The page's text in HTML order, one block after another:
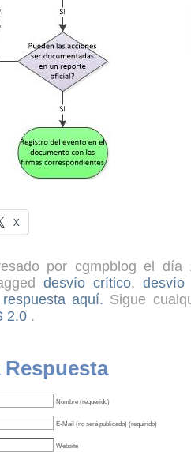
X
por cgmpblog el
desvío crítico, desvío
aquí. Sigue
2.0.
Respuesta
Nombre (requerido)
E-Mail (no será publicado) (requirido)
Website